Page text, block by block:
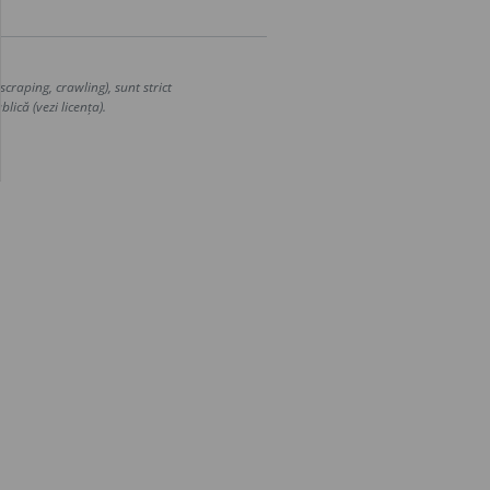
crawling), sunt strict
(vezi licența).